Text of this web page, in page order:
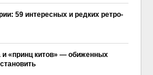
59 интересных и редких ретро-
и «принц китов» — обиженных